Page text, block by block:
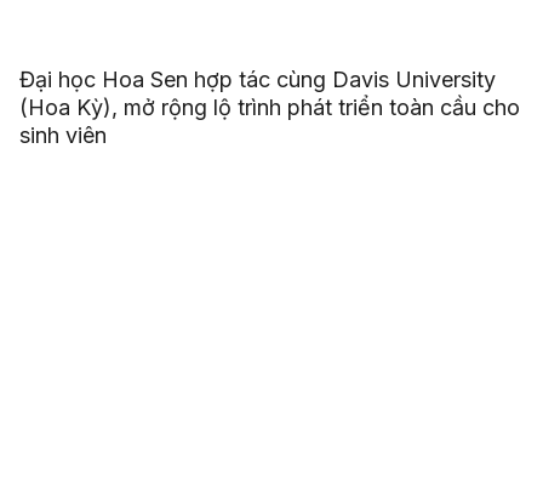
Đại học Hoa Sen hợp tác cùng Davis University
(Hoa Kỳ), mở rộng lộ trình phát triển toàn cầu cho
sinh viên